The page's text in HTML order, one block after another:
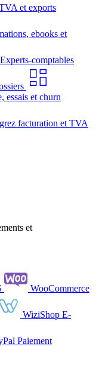
et exports
ebooks et
Experts-comptables
essais et churn
facturation et TVA
et
WooCommerce
WiziShop E-
Paiement